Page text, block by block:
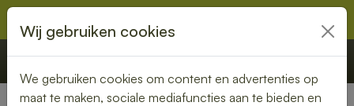
€ 0,00 Offerte Bestellen
Wij gebruiken cookies
We gebruiken cookies om content en advertenties op
maat te maken, sociale mediafuncties aan te bieden en